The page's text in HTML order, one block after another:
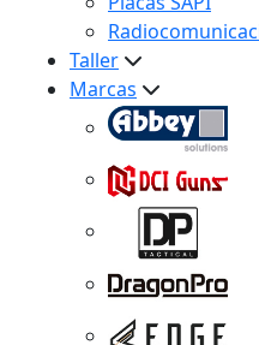
Taller
Marcas